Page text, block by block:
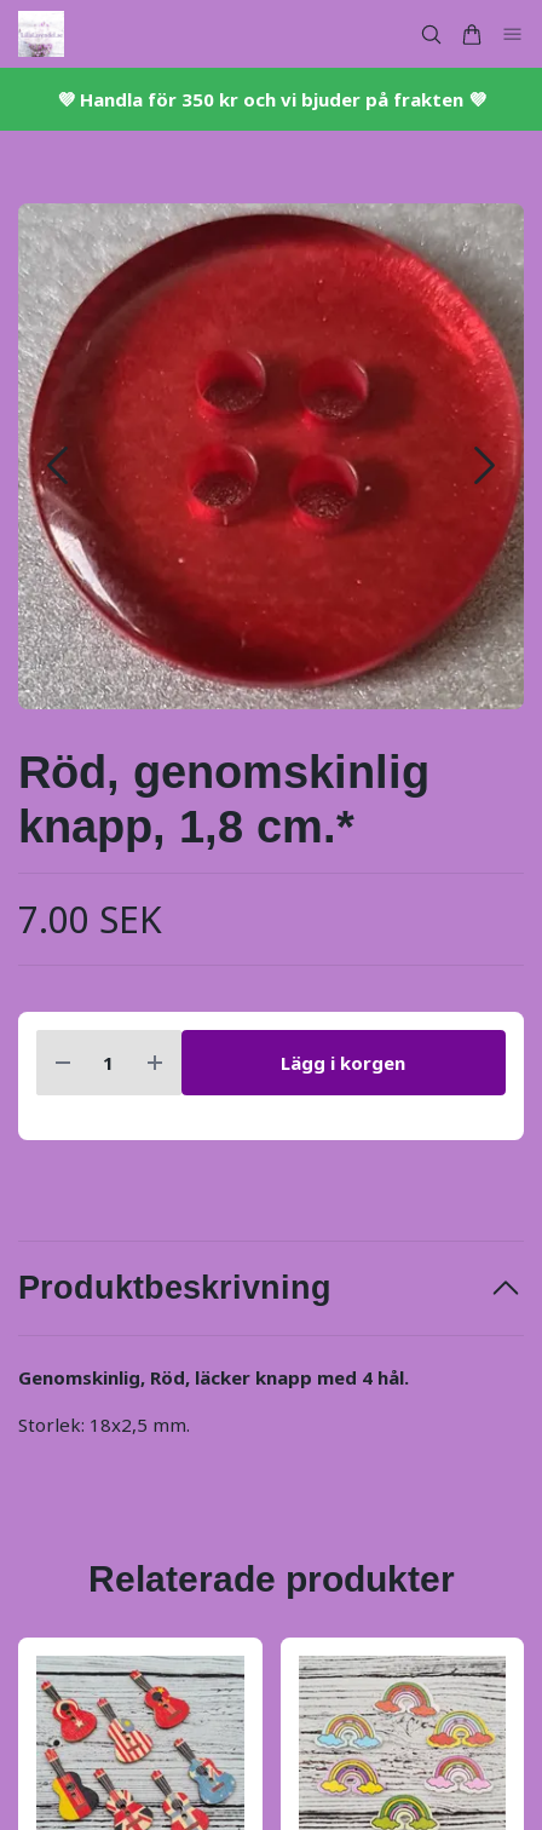
💜 ​Handla för 350 kr och vi bjuder på frakten 💜​
Röd, genomskinlig
knapp, 1,8 cm.*
7.00 SEK
Lägg i korgen
Produktbeskrivning
Genomskinlig, Röd, läcker knapp med 4 hål.
Storlek: 18x2,5 mm.
Relaterade produkter